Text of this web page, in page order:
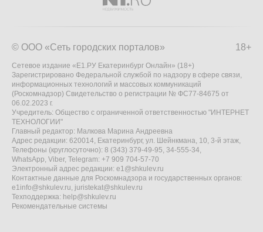
18+
© ООО «Сеть городских порталов»
Сетевое издание «Е1.РУ Екатеринбург Онлайн» (18+)
Зарегистрировано Федеральной службой по надзору в сфере связи,
информационных технологий и массовых коммуникаций
(Роскомнадзор) Свидетельство о регистрации № ФС77-84675 от
06.02.2023 г.
Учредитель: Общество с ограниченной ответственностью "ИНТЕРНЕТ
ТЕХНОЛОГИИ"
Главный редактор: Малкова Марина Андреевна
Адрес редакции: 620014, Екатеринбург, ул. Шейнкмана, 10, 3-й этаж,
Телефоны (круглосуточно): 8 (343) 379-49-95, 34-555-34,
WhatsApp, Viber, Telegram: +7 909 704-57-70
Электронный адрес редакции: e1@shkulev.ru
Контактные данные для Роскомнадзора и государственных органов:
e1info@shkulev.ru, juristekat@shkulev.ru
Техподдержка: help@shkulev.ru
Рекомендательные системы